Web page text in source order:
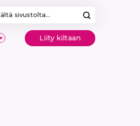
Haku:
Liity kiltaan